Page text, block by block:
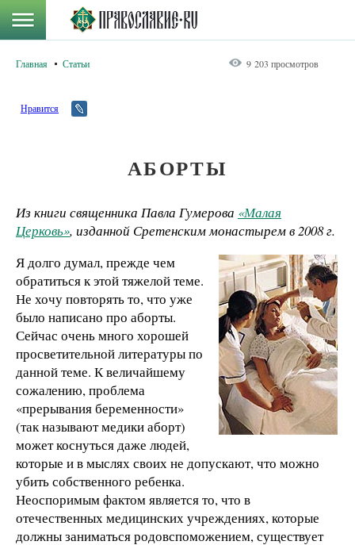
Главная Статьи 9 203 просмотров
Нравится
АБОРТЫ
Из книги священника Павла Гумерова «Малая
Церковь», изданной Сретенским монастырем в 2008 г.
Я долго думал, прежде чем
обратиться к этой тяжелой теме.
Не хочу повторять то, что уже
было написано про аборты.
Сейчас очень много хорошей
просветительной литературы по
данной теме. К величайшему
сожалению, проблема
«прерывания беременности»
(так называют медики аборт)
может коснуться даже людей,
которые и в мыслях своих не допускают, что можно
убить собственного ребенка.
Неоспоримым фактом является то, что в
отечественных медицинских учреждениях, которые
должны заниматься родовспоможением, существует